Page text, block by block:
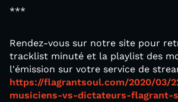
***
Rendez-vous sur notre site pour
tracklist minuté et la playlist des
l'émission sur votre service de
https://flagrantsoul.com/2020/03/
musiciens-vs-dictateurs-flagrant-